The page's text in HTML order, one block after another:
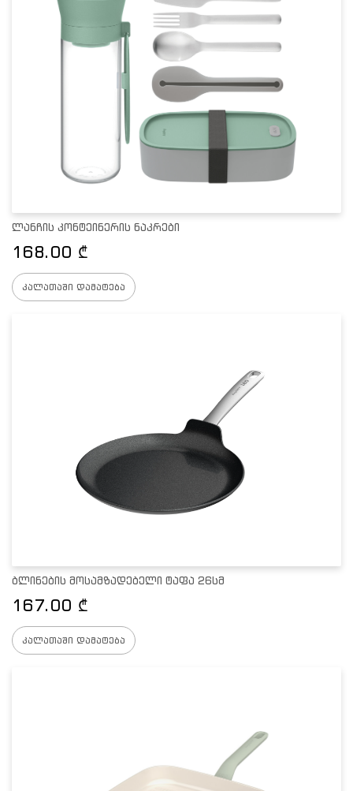
ლანჩის კონტეინერის ნაკრები
168.00 ₾
კალათაში დამატება
ბლინების მოსამზადებელი ტაფა 26სმ
167.00 ₾
კალათაში დამატება